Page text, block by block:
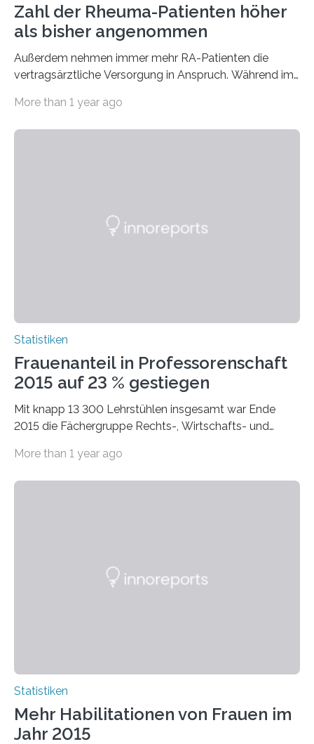
Zahl der Rheuma-Patienten höher
als bisher angenommen
Außerdem nehmen immer mehr RA-Patienten die
vertragsärztliche Versorgung in Anspruch. Während im
More than 1 year ago
Statistiken
Frauenanteil in Professorenschaft
2015 auf 23 % gestiegen
Mit knapp 13 300 Lehrstühlen insgesamt war Ende
2015 die Fächergruppe Rechts-, Wirtschafts- und
bei…
More than 1 year ago
Statistiken
Mehr Habilitationen von Frauen im
Jahr 2015